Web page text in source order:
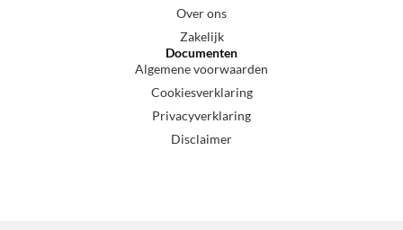
Over ons
Zakelijk
Documenten
Algemene voorwaarden
Cookiesverklaring
Privacyverklaring
Disclaimer